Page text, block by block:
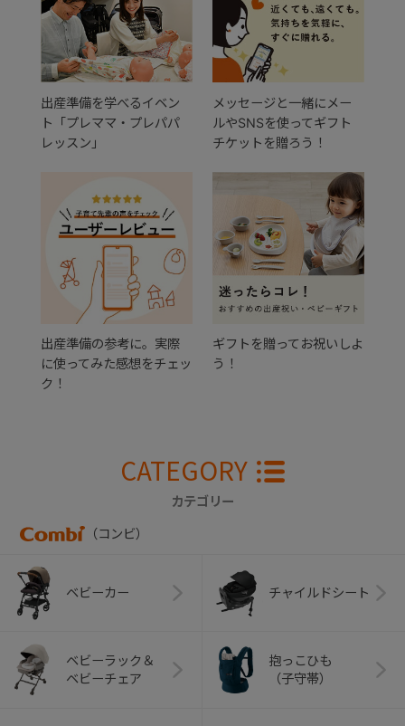
出産準備を学べるイベン
ト「プレママ・プレパパ
レッスン」
メッセージと一緒にメー
ルやSNSを使ってギフト
チケットを贈ろう！
出産準備の参考に。実際
に使ってみた感想をチェッ
ク！
ギフトを贈ってお祝いしよ
う！
CATEGORY
カテゴリー
（コンビ）
ベビーカー チャイルドシート
ベビーラック＆
ベビーチェア
抱っこひも
（子守帯）